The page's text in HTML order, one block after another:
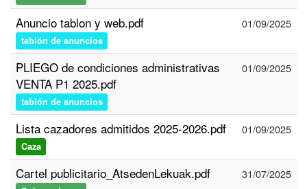
Anuncio tablon y web.pdf
tablón de anuncios
01/09/2025
PLIEGO de condiciones administrativas
VENTA P1 2025.pdf
tablón de anuncios
01/09/2025
Lista cazadores admitidos 2025-2026.pdf
Caza
01/09/2025
Cartel publicitario_AtsedenLekuak.pdf 31/07/2025